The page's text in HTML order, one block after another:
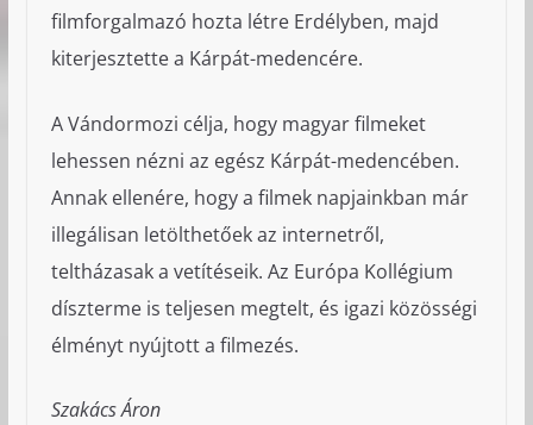
filmforgalmazó hozta létre Erdélyben, majd
kiterjesztette a Kárpát-medencére.
A Vándormozi célja, hogy magyar filmeket
lehessen nézni az egész Kárpát-medencében.
Annak ellenére, hogy a filmek napjainkban már
illegálisan letölthetőek az internetről,
teltházasak a vetítéseik. Az Európa Kollégium
díszterme is teljesen megtelt, és igazi közösségi
élményt nyújtott a filmezés.
Szakács Áron